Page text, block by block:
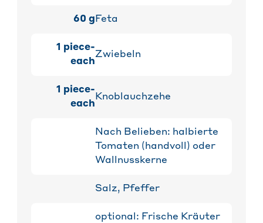
60 gFeta
1 piece-
each
Zwiebeln
1 piece-
each
Knoblauchzehe
Nach Belieben: halbierte
Tomaten (handvoll) oder
Wallnusskerne
Salz, Pfeffer
optional: Frische Kräuter